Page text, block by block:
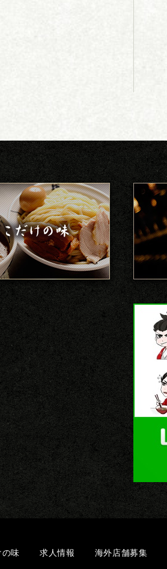
の味 求人情報 海外店舗募集